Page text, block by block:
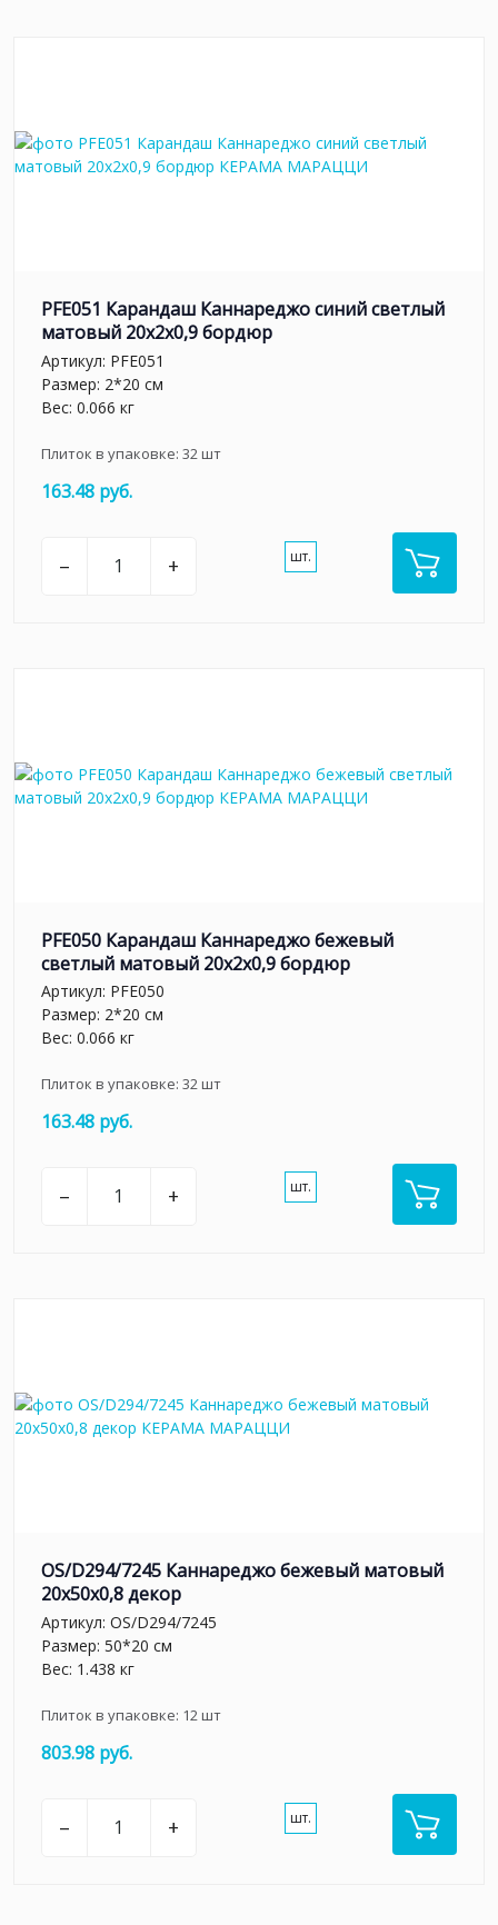
PFE051 Карандаш Каннареджо синий светлый
матовый 20x2x0,9 бордюр
Артикул: PFE051
Размер: 2*20 см
Вес: 0.066 кг
Плиток в упаковке: 32шт
163.48 руб.
– + шт.
PFE050 Карандаш Каннареджо бежевый
светлый матовый 20x2x0,9 бордюр
Артикул: PFE050
Размер: 2*20 см
Вес: 0.066 кг
Плиток в упаковке: 32шт
163.48 руб.
– + шт.
OS/D294/7245 Каннареджо бежевый матовый
20x50x0,8 декор
Артикул: OS/D294/7245
Размер: 50*20 см
Вес: 1.438 кг
Плиток в упаковке: 12шт
803.98 руб.
– + шт.